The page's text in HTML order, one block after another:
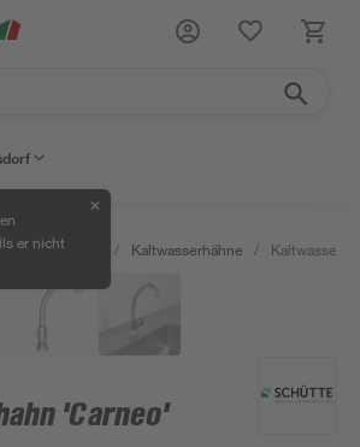
er nicht
✕
Badarmaturen / Kaltwasserhähne /
'Carneo'